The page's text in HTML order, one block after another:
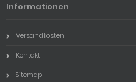
Informationen
Versandkosten
Kontakt
Sitemap